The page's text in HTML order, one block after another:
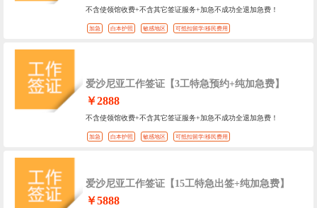
不含使领馆收费+不含其它签证服务+加急不成功全退加急费！
加急 白本护照 敏感地区 可抵扣留学/移民费用
爱沙尼亚工作签证【3工特急预约+纯加急费】
￥2888
不含使领馆收费+不含其它签证服务+加急不成功全退加急费！
加急 白本护照 敏感地区 可抵扣留学/移民费用
爱沙尼亚工作签证【15工特急出签+纯加急费】
￥5888